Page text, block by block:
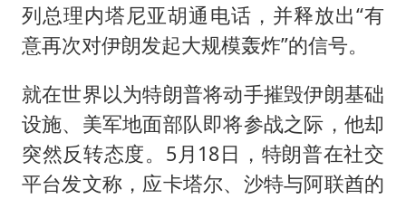
列总理内塔尼亚胡通电话，并释放出“有
意再次对伊朗发起大规模轰炸”的信号。
就在世界以为特朗普将动手摧毁伊朗基础
设施、美军地面部队即将参战之际，他却
突然反转态度。5月18日，特朗普在社交
平台发文称，应卡塔尔、沙特与阿联酋的